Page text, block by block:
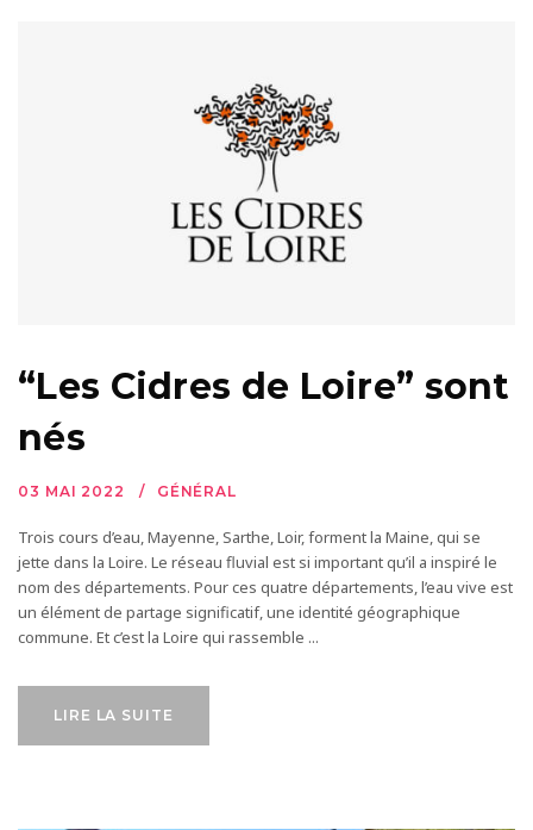
“Les Cidres de Loire” sont
nés
03 MAI 2022 GÉNÉRAL
Trois cours d’eau, Mayenne, Sarthe, Loir, forment la Maine, qui se
jette dans la Loire. Le réseau fluvial est si important qu’il a inspiré le
nom des départements. Pour ces quatre départements, l’eau vive est
un élément de partage significatif, une identité géographique
commune. Et c’est la Loire qui rassemble ...
LIRE LA SUITE